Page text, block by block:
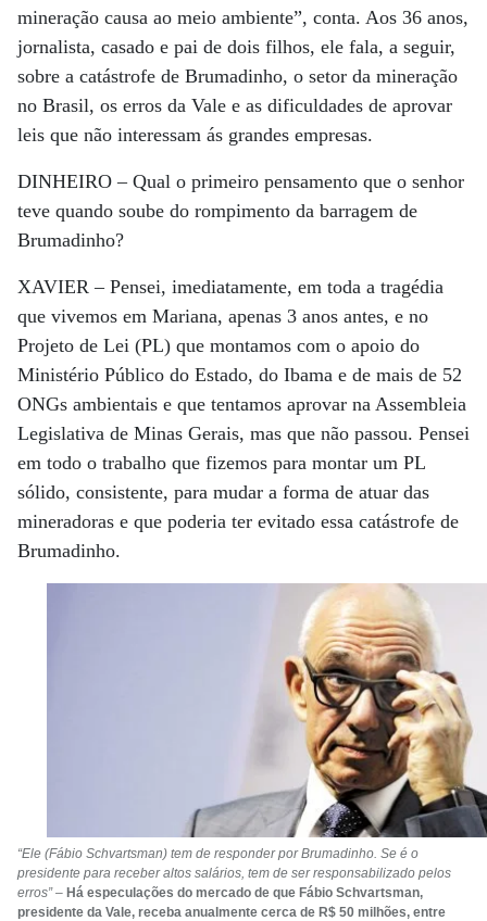
mineração causa ao meio ambiente”, conta. Aos 36 anos,
jornalista, casado e pai de dois filhos, ele fala, a seguir,
sobre a catástrofe de Brumadinho, o setor da mineração
no Brasil, os erros da Vale e as dificuldades de aprovar
leis que não interessam ás grandes empresas.
DINHEIRO –Qual o primeiro pensamento que o senhor
teve quando soube do rompimento da barragem de
Brumadinho?
XAVIER –Pensei, imediatamente, em toda a tragédia
que vivemos em Mariana, apenas 3 anos antes, e no
Projeto de Lei (PL) que montamos com o apoio do
Ministério Público do Estado, do Ibama e de mais de 52
ONGs ambientais e que tentamos aprovar na Assembleia
Legislativa de Minas Gerais, mas que não passou. Pensei
em todo o trabalho que fizemos para montar um PL
sólido, consistente, para mudar a forma de atuar das
mineradoras e que poderia ter evitado essa catástrofe de
Brumadinho.
“Ele (Fábio Schvartsman) tem de responder por Brumadinho. Se é o
presidente para receber altos salários, tem de ser responsabilizado pelos
erros”– Há especulações do mercado de que Fábio Schvartsman,
presidente da Vale, receba anualmente cerca de R$ 50 milhões, entre